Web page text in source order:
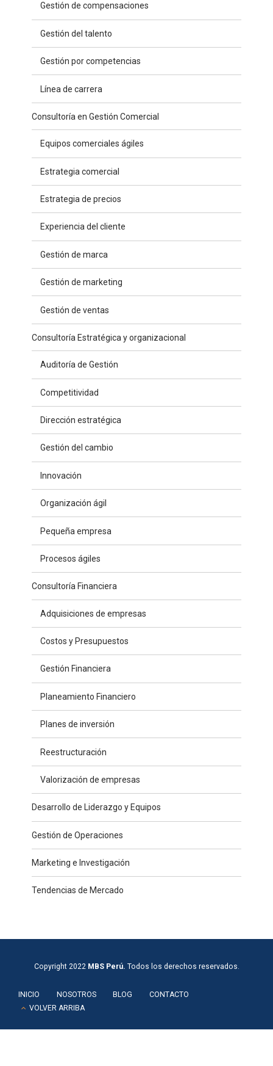
Gestión de compensaciones
Gestión del talento
Gestión por competencias
Línea de carrera
Consultoría en Gestión Comercial
Equipos comerciales ágiles
Estrategia comercial
Estrategia de precios
Experiencia del cliente
Gestión de marca
Gestión de marketing
Gestión de ventas
Consultoría Estratégica y organizacional
Auditoría de Gestión
Competitividad
Dirección estratégica
Gestión del cambio
Innovación
Organización ágil
Pequeña empresa
Procesos ágiles
Consultoría Financiera
Adquisiciones de empresas
Costos y Presupuestos
Gestión Financiera
Planeamiento Financiero
Planes de inversión
Reestructuración
Valorización de empresas
Desarrollo de Liderazgo y Equipos
Gestión de Operaciones
Marketing e Investigación
Tendencias de Mercado
Copyright 2022 MBS Perú. Todos los derechos reservados.
INICIO NOSOTROS BLOG
CONTACTO
VOLVER ARRIBA